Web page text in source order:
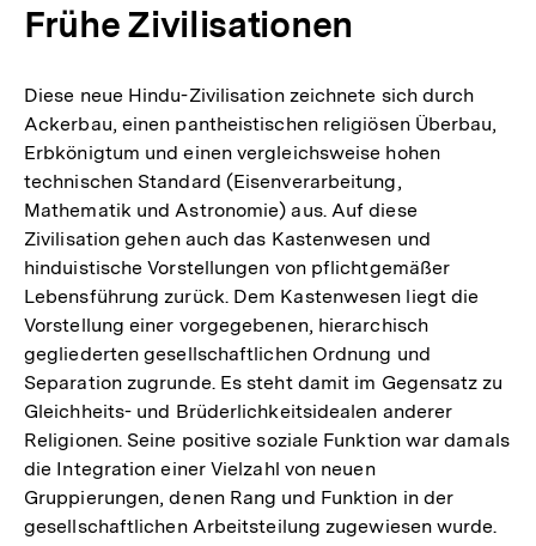
Frühe Zivilisationen
Diese neue Hindu-Zivilisation zeichnete sich durch
Ackerbau, einen pantheistischen religiösen Überbau,
Erbkönigtum und einen vergleichsweise hohen
technischen Standard (Eisenverarbeitung,
Mathematik und Astronomie) aus. Auf diese
Zivilisation gehen auch das Kastenwesen und
hinduistische Vorstellungen von pflichtgemäßer
Lebensführung zurück. Dem Kastenwesen liegt die
Vorstellung einer vorgegebenen, hierarchisch
gegliederten gesellschaftlichen Ordnung und
Separation zugrunde. Es steht damit im Gegensatz zu
Gleichheits- und Brüderlichkeitsidealen anderer
Religionen. Seine positive soziale Funktion war damals
die Integration einer Vielzahl von neuen
Gruppierungen, denen Rang und Funktion in der
gesellschaftlichen Arbeitsteilung zugewiesen wurde.